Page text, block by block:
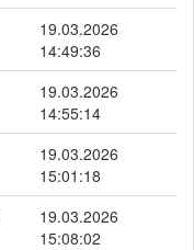
19.03.2026
14:49:36
19.03.2026
14:55:14
19.03.2026
15:01:18
19.03.2026
15:08:02